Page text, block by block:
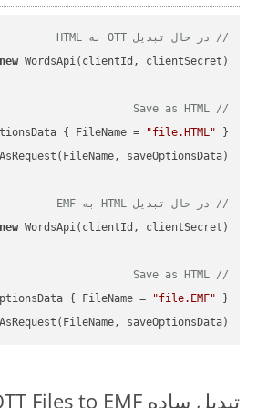
// در حال تبدیل OTT به HTML
new
// Save as HTML
{ FileName = "file.HTML" };
// در حال تبدیل HTML به EMF
new
// Save as HTML
{ FileName = "file.EMF" };
saveOptionsData);